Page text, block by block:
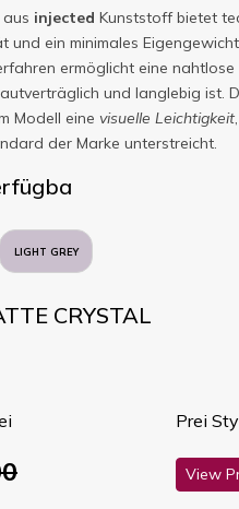
aus injected Kunststoff bietet
und ein minimales
ermöglicht eine nahtlose
und langlebig ist.
Modell eine visuelle Leichtigkeit
der Marke unterstreicht.
LIGHT GREY
CRYSTAL
Prei
View